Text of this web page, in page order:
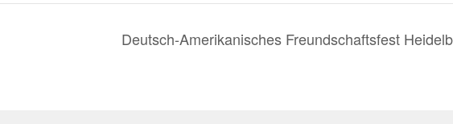
Deutsch-Amerikanisches Freundschaftsfest